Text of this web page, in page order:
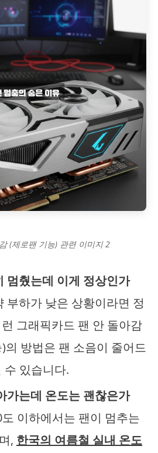
(제로팬 기능) 관련 이미지 2
멈췄는데 이게 정상인가
부하가 낮은 상황이라면 정
그래픽카드 팬 안 돌아감
의 방법은 팬 소음이 줄어드
수 있습니다.
가는데 온도는 괜찮은가
이하에서는 팬이 멈추는
, 한국의 여름철 실내 온도